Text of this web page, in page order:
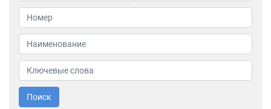
Поиск